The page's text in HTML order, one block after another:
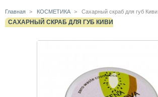
Главная > КОСМЕТИКА > Сахарный скраб для губ Киви
САХАРНЫЙ СКРАБ ДЛЯ ГУБ КИВИ